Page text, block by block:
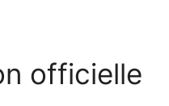
officielle